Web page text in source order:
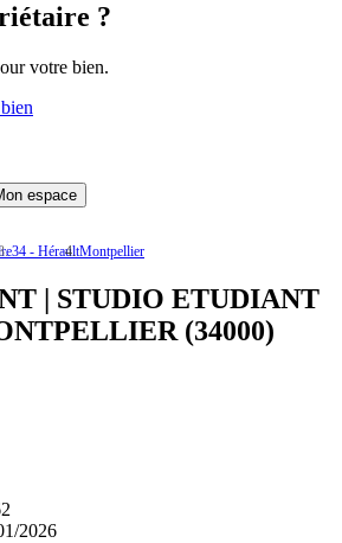
?
votre bien.
espace
34 - HéraultMontpellier
| STUDIO ETUDIANT
(34000)
2026